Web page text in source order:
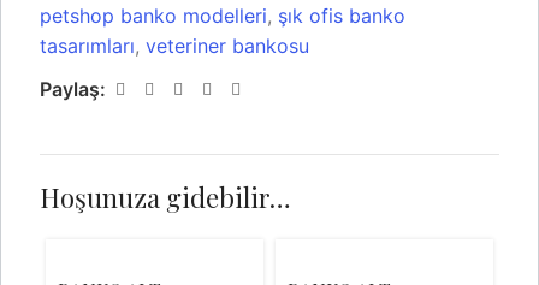
petshop banko modelleri, şık ofis banko
tasarımları, veteriner bankosu
Paylaş:
Hoşunuza gidebilir…